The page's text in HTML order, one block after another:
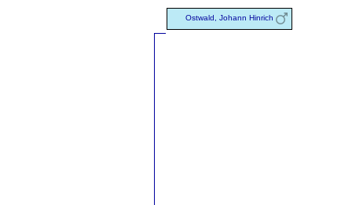
Ostwald, Johann Hinrich